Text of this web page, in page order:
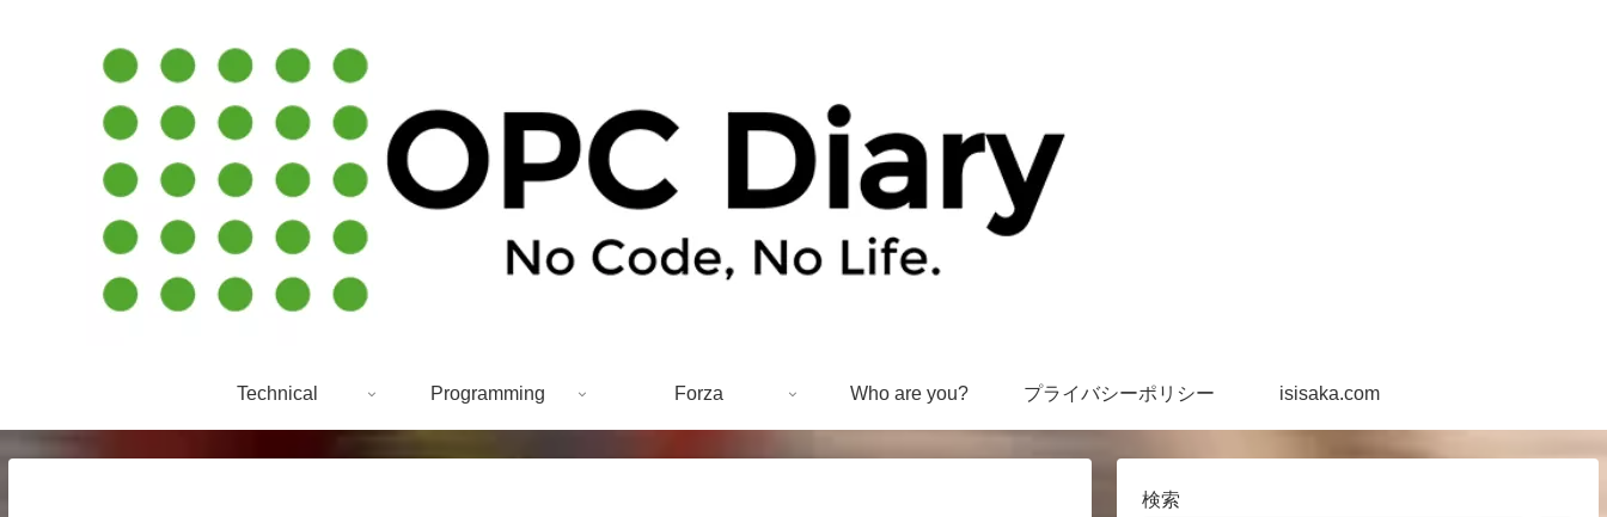
Technical Programming Forza Who are you? プライバシーポリシー isisaka.com
検索